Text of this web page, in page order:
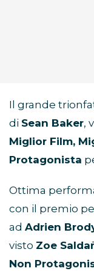
Il grande
di Sean Baker,
Miglior Film,
Protagonista
Ottima
con il premio
ad Adrien
visto Zoe
Non